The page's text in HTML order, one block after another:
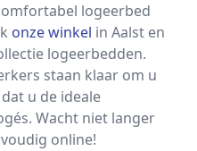
logeerbed
onze winkel in Aalst en
logeerbedden.
staan klaar om u
u de ideale
Wacht niet langer
online!